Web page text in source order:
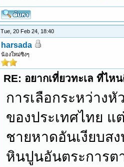
Tue, 20 Feb 24, 18:40
harsada
น้องใหม่ซิงๆ
RE: อยากเที่ยวทะเล ที่ไห
การเลือกระหว่าง
ของประเทศไทย แ
ชายหาดอันเงียบส
หินปูนอันตระการต